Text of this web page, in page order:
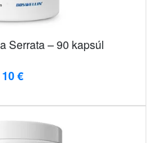
Serrata – 90 kapsúl
10 €